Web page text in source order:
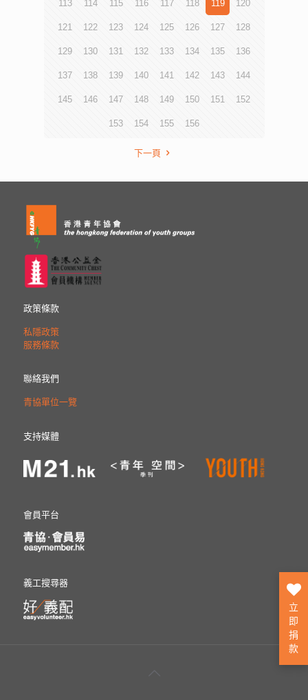
113 114 115 116 117 118 119 120
121 122 123 124 125 126 127 128
129 130 131 132 133 134 135 136
137 138 139 140 141 142 143 144
145 146 147 148 149 150 151 152
153 154 155 156
下一頁
政策條款
私隱政策
服務條款
聯絡我們
青協單位一覽
支持媒體
會員平台
義工搜尋器
立
即
捐
款